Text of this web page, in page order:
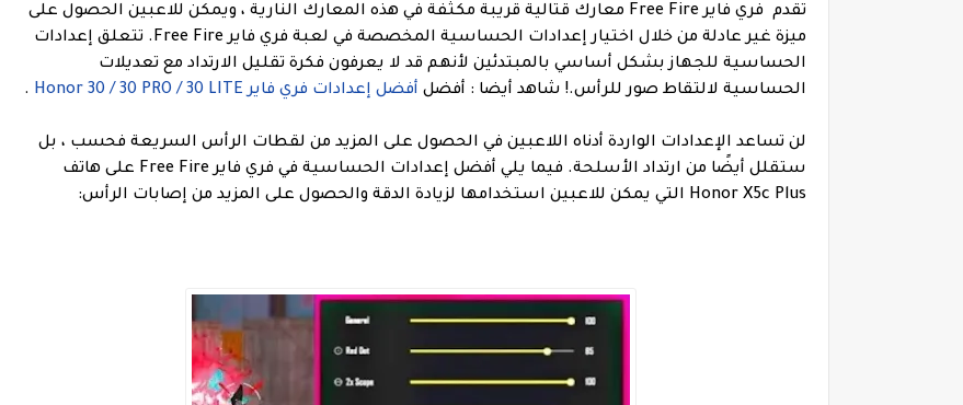
تقدم فري فاير Free Fire معارك قتالية قريبة مكثفة في هذه المعارك النارية ، ويمكن للاعبين الحصول على
ميزة غير عادلة من خلال اختيار إعدادات الحساسية المخصصة في لعبة فري فاير Free Fire. تتعلق إعدادات
الحساسية للجهاز بشكل أساسي بالمبتدئين لأنهم قد لا يعرفون فكرة تقليل الارتداد مع تعديلات
الحساسية لالتقاط صور للرأس.! شاهد أيضا : أفضل أفضل إعدادات فري فاير Honor 30 / 30 PRO / 30 LITE .
لن تساعد الإعدادات الواردة أدناه اللاعبين في الحصول على المزيد من لقطات الرأس السريعة فحسب ، بل
ستقلل أيضًا من ارتداد الأسلحة. فيما يلي أفضل إعدادات الحساسية في فري فاير Free Fire على هاتف
Honor X5c Plus التي يمكن للاعبين استخدامها لزيادة الدقة والحصول على المزيد من إصابات الرأس: